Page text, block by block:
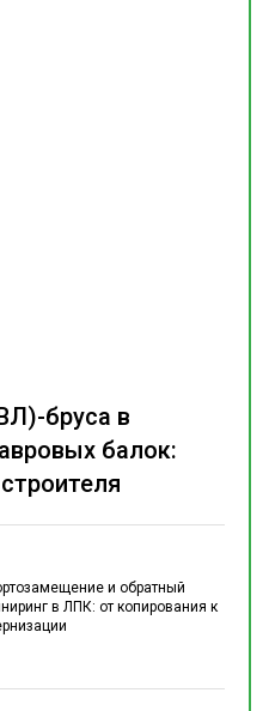
и обратный
в ЛПК: от копирования к
бруса в
балок: